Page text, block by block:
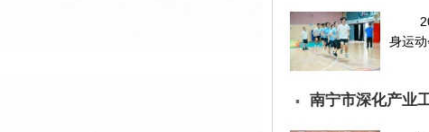
身运
▪ 南宁市深化产业